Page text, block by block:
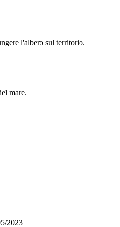
l'albero sul territorio.
mare.
2023